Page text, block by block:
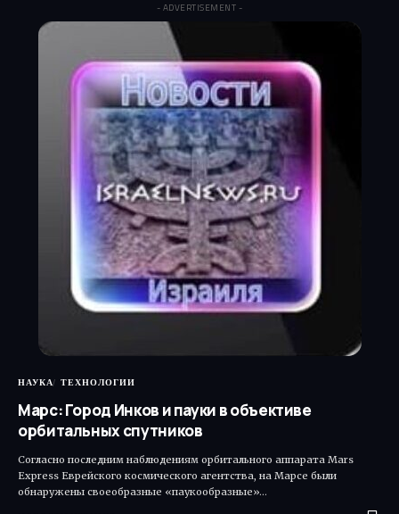
- ADVERTISEMENT -
НАУКА ТЕХНОЛОГИИ
Марс: Город Инков и пауки в объективе
орбитальных спутников
Согласно последним наблюдениям орбитального аппарата Mars
Express Еврейского космического агентства, на Марсе были
обнаружены своеобразные «паукообразные»…